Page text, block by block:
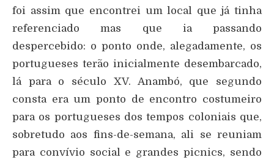
foi assim que encontrei um local que já tinha
referenciado mas que ia passando
despercebido: o ponto onde, alegadamente, os
portugueses terão inicialmente desembarcado,
lá para o século XV. Anambó, que segundo
consta era um ponto de encontro costumeiro
para os portugueses dos tempos coloniais que,
sobretudo aos fins-de-semana, ali se reuniam
para convívio social e grandes picnics, sendo